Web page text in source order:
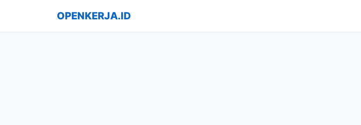
OPENKERJA.ID